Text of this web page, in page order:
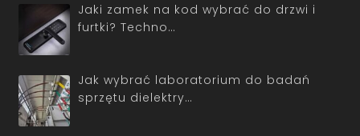
Jaki zamek na kod wybrać do drzwi i
furtki? Techno…
Jak wybrać laboratorium do badań
sprzętu dielektry…